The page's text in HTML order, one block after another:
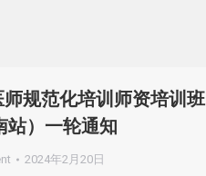
师规范化培训师资培训班
站）一轮通知
2024年2月20日